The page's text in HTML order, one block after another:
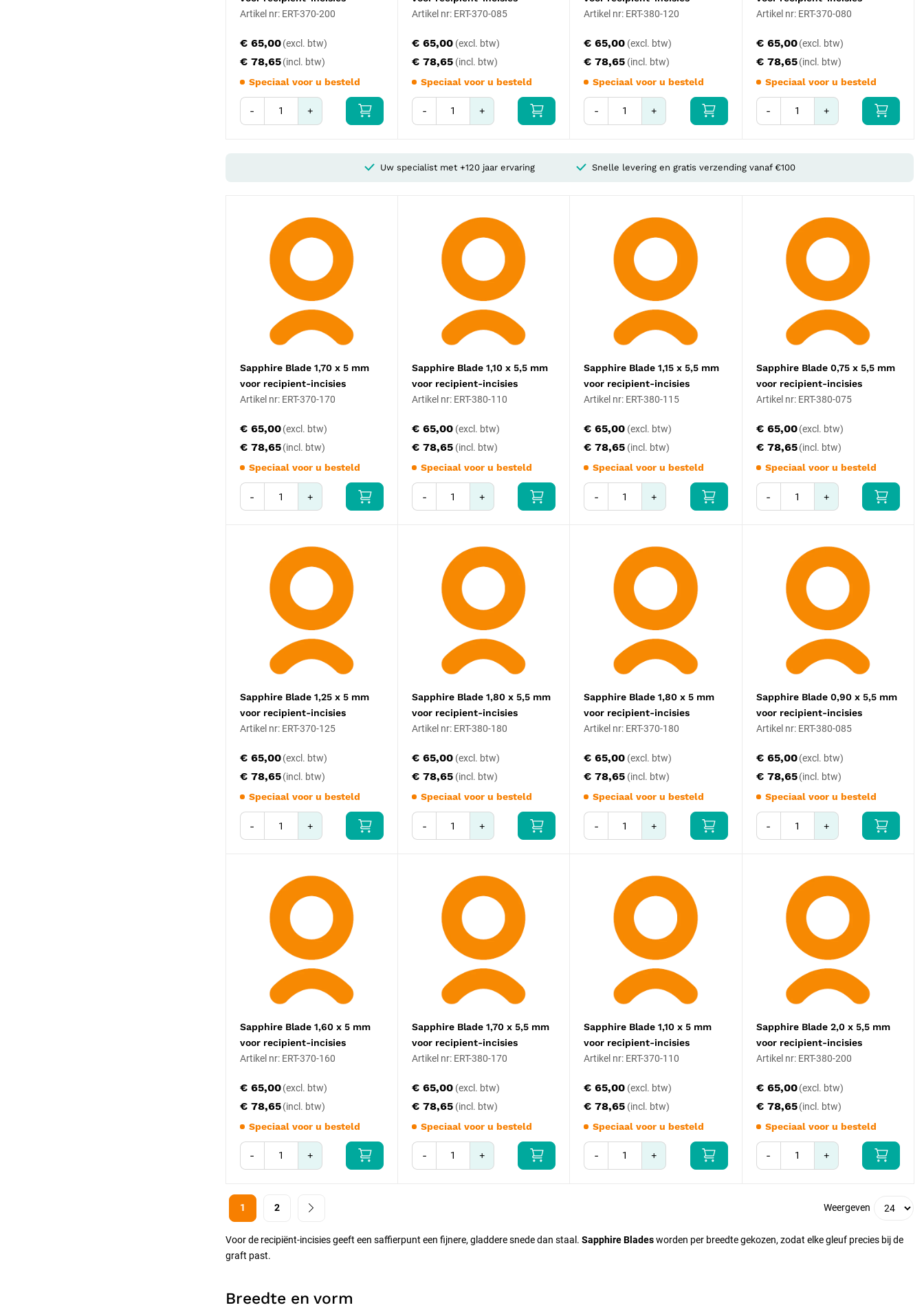
Artikel nr: ERT-370-200
€ 78,65
€ 65,00
Speciaal voor u besteld
- +
Artikel nr: ERT-370-085
€ 78,65
€ 65,00
Speciaal voor u besteld
- +
Artikel nr: ERT-380-120
€ 78,65
€ 65,00
Speciaal voor u besteld
- +
Artikel nr: ERT-370-080
€ 78,65
€ 65,00
Speciaal voor u besteld
- +
Uw specialist met +120 jaar ervaring Snelle levering en gratis verzending vanaf €100
Sapphire Blade 1,70 x 5 mm
voor recipient-incisies
Artikel nr: ERT-370-170
€ 78,65
€ 65,00
Speciaal voor u besteld
- +
Sapphire Blade 1,10 x 5,5 mm
voor recipient-incisies
Artikel nr: ERT-380-110
€ 78,65
€ 65,00
Speciaal voor u besteld
- +
Sapphire Blade 1,15 x 5,5 mm
voor recipient-incisies
Artikel nr: ERT-380-115
€ 78,65
€ 65,00
Speciaal voor u besteld
- +
Sapphire Blade 0,75 x 5,5 mm
voor recipient-incisies
Artikel nr: ERT-380-075
€ 78,65
€ 65,00
Speciaal voor u besteld
- +
Sapphire Blade 1,25 x 5 mm
voor recipient-incisies
Artikel nr: ERT-370-125
€ 78,65
€ 65,00
Speciaal voor u besteld
- +
Sapphire Blade 1,80 x 5,5 mm
voor recipient-incisies
Artikel nr: ERT-380-180
€ 78,65
€ 65,00
Speciaal voor u besteld
- +
Sapphire Blade 1,80 x 5 mm
voor recipient-incisies
Artikel nr: ERT-370-180
€ 78,65
€ 65,00
Speciaal voor u besteld
- +
Sapphire Blade 0,90 x 5,5 mm
voor recipient-incisies
Artikel nr: ERT-380-085
€ 78,65
€ 65,00
Speciaal voor u besteld
- +
Sapphire Blade 1,60 x 5 mm
voor recipient-incisies
Artikel nr: ERT-370-160
€ 78,65
€ 65,00
Speciaal voor u besteld
- +
Sapphire Blade 1,70 x 5,5 mm
voor recipient-incisies
Artikel nr: ERT-380-170
€ 78,65
€ 65,00
Speciaal voor u besteld
- +
Sapphire Blade 1,10 x 5 mm
voor recipient-incisies
Artikel nr: ERT-370-110
€ 78,65
€ 65,00
Speciaal voor u besteld
- +
Sapphire Blade 2,0 x 5,5 mm
voor recipient-incisies
Artikel nr: ERT-380-200
€ 78,65
€ 65,00
Speciaal voor u besteld
- +
1 2 Weergeven
Voor de recipiënt-incisies geeft een saffierpunt een fijnere, gladdere snede dan staal. Sapphire Bladesworden per breedte gekozen, zodat elke gleuf precies bij de
graft past.
Breedte en vorm